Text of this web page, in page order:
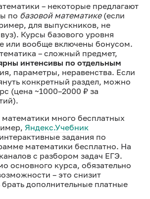
– некоторые предлагают
по базовой математике(если
для выпускников, не
Курсы базового уровня
или вообще включены бонусом.
– сложный предмет,
интенсивы по отдельным
параметры, неравенства. Если
конкретный раздел, можно
(цена ~1000–2000 ₽ за
много бесплатных
Яндекс.Учебник
задания по
математики бесплатно. На
с разбором задач ЕГЭ.
основного курса, обязательно
– это снизит
дополнительные платные